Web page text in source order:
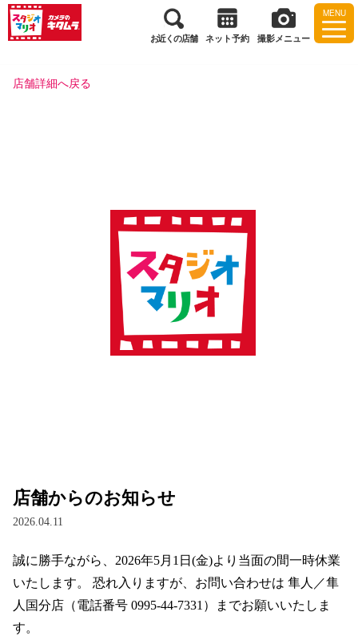
MENU
お近くの店舗 ネット予約 撮影メニュー
店舗詳細へ戻る
店舗からのお知らせ
2026.04.11
誠に勝手ながら、2026年5月1日(金)より当面の間一時休業
いたします。 恐れ入りますが、お問い合わせは 隼人／隼
人国分店（電話番号 0995-44-7331）までお願いいたしま
す。